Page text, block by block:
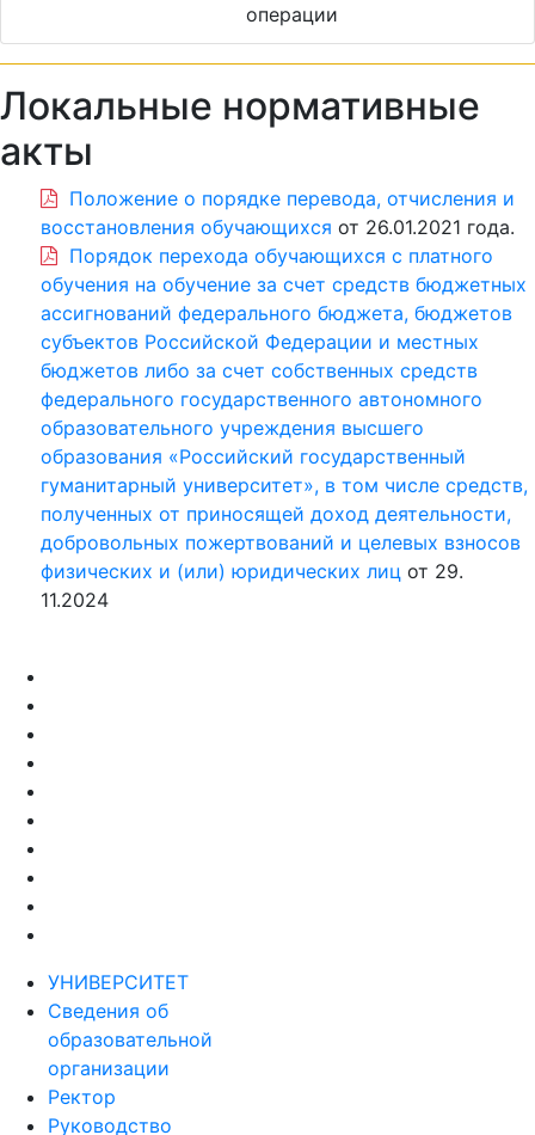
операции
Локальные нормативные
акты
Положение о порядке перевода, отчисления и
восстановления обучающихся от 26.01.2021 года.
Порядок перехода обучающихся с платного
обучения на обучение за счет средств бюджетных
ассигнований федерального бюджета, бюджетов
субъектов Российской Федерации и местных
бюджетов либо за счет собственных средств
федерального государственного автономного
образовательного учреждения высшего
образования «Российский государственный
гуманитарный университет», в том числе средств,
полученных от приносящей доход деятельности,
добровольных пожертвований и целевых взносов
физических и (или) юридических лиц от 29.
11.2024
УНИВЕРСИТЕТ
Сведения об
образовательной
организации
Ректор
Руководство